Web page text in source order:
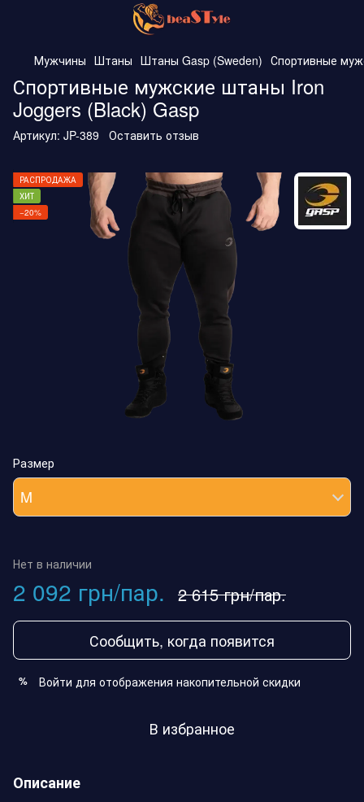
Мужчины Штаны Штаны Gasp (Sweden) Спортивные
Спортивные мужские штаны Iron
Joggers (Black) Gasp
Артикул: JP-389 Оставить отзыв
РАСПРОДАЖА
ХИТ
−20%
Размер
M
Нет в наличии
2 092 грн/пар. 2 615 грн/пар.
Сообщить, когда появится
% Войти для отображения накопительной скидки
В избранное
Описание